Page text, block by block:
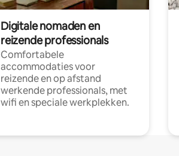
Digitale nomaden en
reizende professionals
Comfortabele
accommodaties voor
reizende en op afstand
werkende professionals, met
wifi en speciale werkplekken.